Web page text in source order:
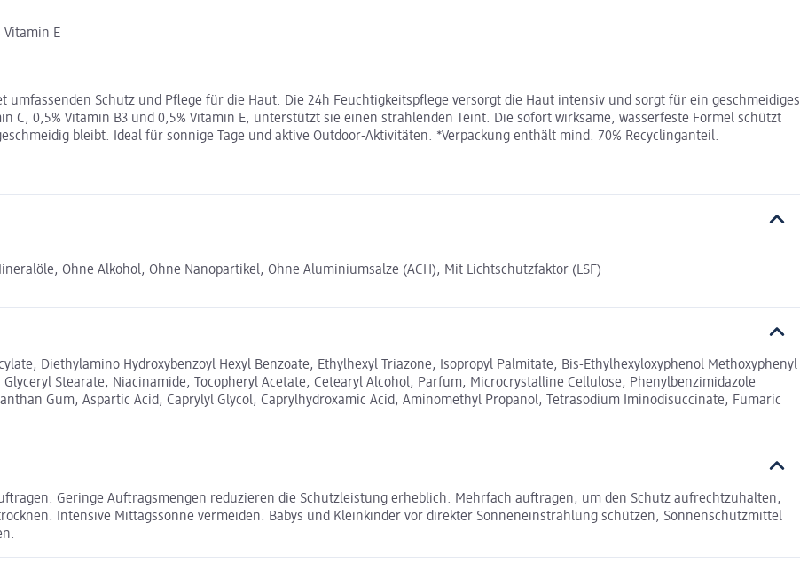
Vitamin E
umfassenden Schutz und Pflege für die Haut. Die 24h Feuchtigkeitspflege versorgt die Haut intensiv und sorgt für ein geschmeidiges
C, 0,5% Vitamin B3 und 0,5% Vitamin E, unterstützt sie einen strahlenden Teint. Die sofort wirksame, wasserfeste Formel schützt
bleibt. Ideal für sonnige Tage und aktive Outdoor-Aktivitäten. *Verpackung enthält mind. 70% Recyclinganteil.
Ohne Alkohol, Ohne Nanopartikel, Ohne Aluminiumsalze (ACH), Mit Lichtschutzfaktor (LSF)
Diethylamino Hydroxybenzoyl Hexyl Benzoate, Ethylhexyl Triazone, Isopropyl Palmitate, Bis-Ethylhexyloxyphenol Methoxyphenyl
Stearate, Niacinamide, Tocopheryl Acetate, Cetearyl Alcohol, Parfum, Microcrystalline Cellulose, Phenylbenzimidazole
Gum, Aspartic Acid, Caprylyl Glycol, Caprylhydroxamic Acid, Aminomethyl Propanol, Tetrasodium Iminodisuccinate, Fumaric
Geringe Auftragsmengen reduzieren die Schutzleistung erheblich. Mehrfach auftragen, um den Schutz aufrechtzuhalten,
Intensive Mittagssonne vermeiden. Babys und Kleinkinder vor direkter Sonneneinstrahlung schützen, Sonnenschutzmittel